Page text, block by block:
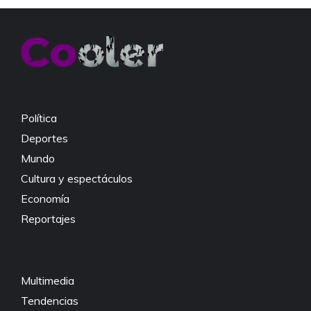
e
o
er s
p
y
n
Política
Deportes
Mundo
Cultura y espectáculos
Economía
Reportajes
Multimedia
Tendencias